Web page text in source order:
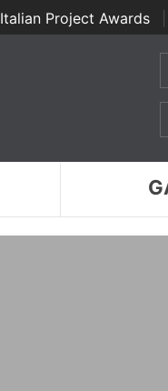
Italian Project Awards